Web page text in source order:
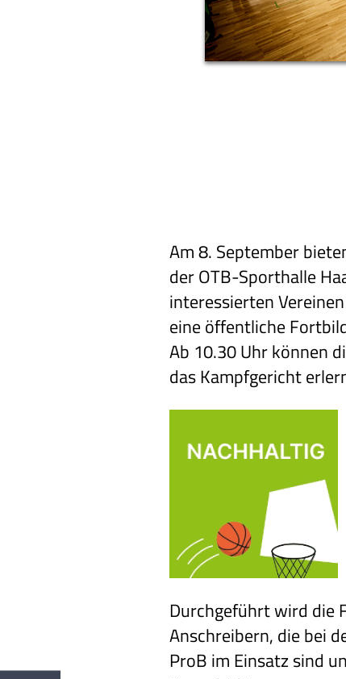
Am 8. September
der OTB-Sporthalle
interessierten
eine öffentliche
Ab 10.30 Uhr können
das Kampfgericht
Durchgeführt wird die
Anschreibern, die bei
ProB im Einsatz sind